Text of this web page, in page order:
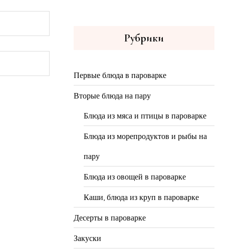
Рубрики
Первые блюда в пароварке
Вторые блюда на пару
Блюда из мяса и птицы в пароварке
Блюда из морепродуктов и рыбы на
пару
Блюда из овощей в пароварке
Каши, блюда из круп в пароварке
Десерты в пароварке
Закуски